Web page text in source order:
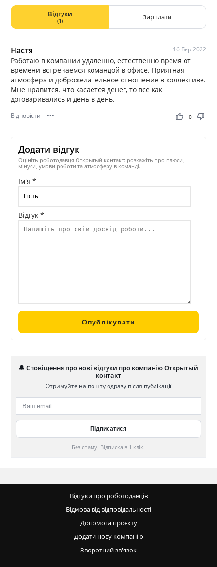
дружном молодом коллективе. Мы будем рады видеть вас
в нашей успешной команде!
Відгуки
(1) Зарплати
Настя 16 Бер 2022
Работаю в компании удаленно, естественно время от
времени встречаемся командой в офисе. Приятная
атмосфера и доброжелательное отношение в коллективе.
Мне нравится. что касается денег, то все как
договаривались и день в день.
Відповісти ••• thumb_up thumb_down
0
Додати відгук
Оцініть роботодавця Открытый контакт: розкажіть про плюси,
мінуси, умови роботи та атмосферу в команді.
Ім'я *
Відгук *
🔔 Сповіщення про нові відгуки про компанію Открытый
контакт
Отримуйте на пошту одразу після публікації
Без спаму. Відписка в 1 клік.
Відгуки про роботодавців
Відмова від відповідальності
Допомога проєкту
Додати нову компанію
Зворотний зв'язок